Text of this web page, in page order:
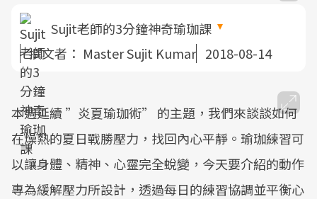
Sujit老師的3分鐘神奇瑜珈課
撰文者： Master Sujit Kumar 2018-08-14
本週延續 ”炎夏瑜珈術” 的主題，我們來談談如何
在燥熱的夏日戰勝壓力，找回內心平靜。瑜珈練習可
以讓身體、精神、心靈完全蛻變，今天要介紹的動作
專為緩解壓力所設計，透過每日的練習協調並平衡心